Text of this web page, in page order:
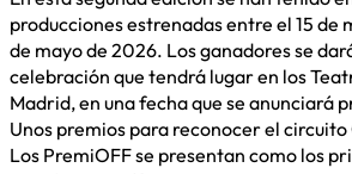
producciones estrenadas entre el 15 de
de mayo de 2026. Los ganadores se
celebración que tendrá lugar en los
Madrid, en una fecha que se anunciará
Unos premios para reconocer el
Los PremiOFF se presentan como los